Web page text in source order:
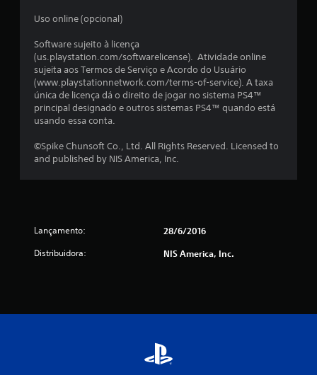
Uso online (opcional)
Software sujeito à licença
(us.playstation.com/softwarelicense). Atividade online
sujeita aos Termos de Serviço e Acordo do Usuário
(www.playstationnetwork.com/terms-of-service). A taxa
única de licença dá o direito de jogar no sistema PS4™
principal designado e outros sistemas PS4™ quando está
usando essa conta.
©Spike Chunsoft Co., Ltd. All Rights Reserved. Licensed to
and published by NIS America, Inc.
Lançamento: 28/6/2016
Distribuidora: NIS America, Inc.